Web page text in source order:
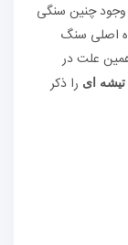
وجود چنین سنگی
اصلی سنگ
علت در
ای را ذکر